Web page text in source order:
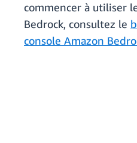
commencer à utiliser
Bedrock, consultez le
console Amazon